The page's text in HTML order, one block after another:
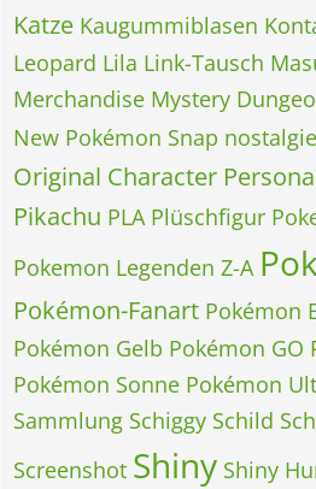
Katze Kaugummiblasen
Leopard Lila Link-Tausch
Merchandise Mystery
New Pokémon Snap nostalgie
Original Character
Pikachu PLA Plüschfigur
Pokemon Legenden Z-A
Pokémon-Fanart Pokémon
Pokémon Gelb Pokémon GO
Pokémon Sonne Pokémon
Sammlung Schiggy Schild
Screenshot Shiny Shiny